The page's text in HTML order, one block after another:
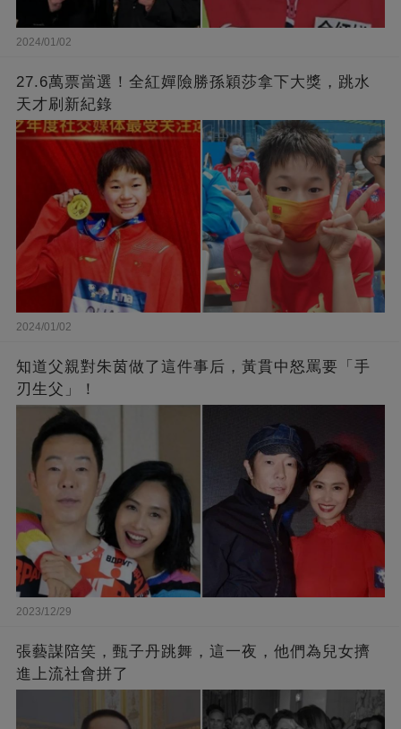
2024/01/02
27.6萬票當選！全紅嬋險勝孫穎莎拿下大獎，跳水
天才刷新紀錄
2024/01/02
知道父親對朱茵做了這件事后，黃貫中怒罵要「手
刃生父」！
2023/12/29
張藝謀陪笑，甄子丹跳舞，這一夜，他們為兒女擠
進上流社會拼了